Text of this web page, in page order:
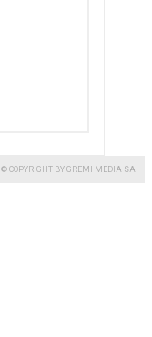
© COPYRIGHT BY GREMI MEDIA SA